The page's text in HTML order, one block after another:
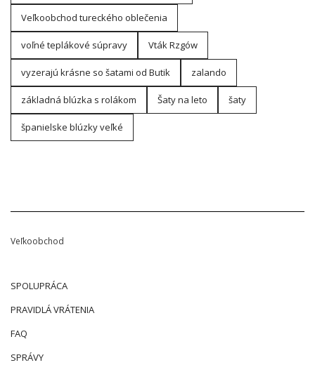
Veľkoobchod tureckého oblečenia
voľné teplákové súpravy Vták Rzgów
vyzerajú krásne so šatami od Butik zalando
základná blúzka s rolákom Šaty na leto šaty
španielske blúzky veľké
Veľkoobchod
SPOLUPRÁCA
PRAVIDLÁ VRÁTENIA
FAQ
SPRÁVY